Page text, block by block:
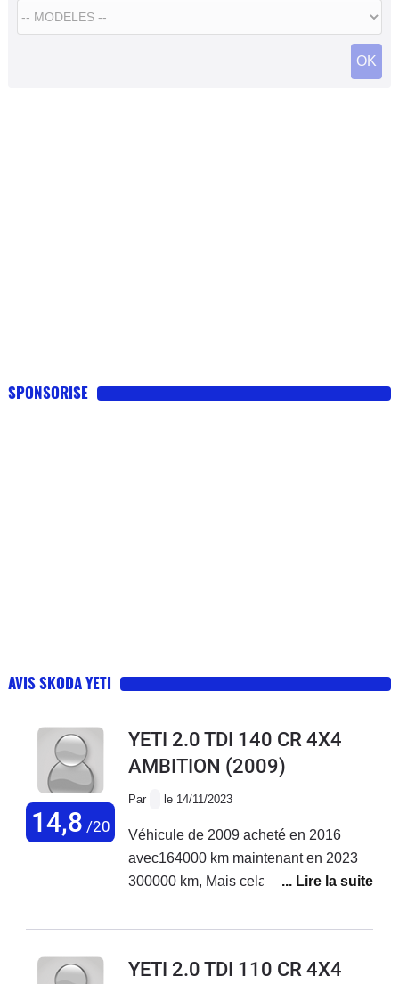
SPONSORISE
AVIS SKODA YETI
14,8 /20
YETI 2.0 TDI 140 CR 4X4
AMBITION (2009)
Par le 14/11/2023
Véhicule de 2009 acheté en 2016
avec164000 km maintenant en 2023
300000 km, Mais cela reste une très
YETI 2.0 TDI 110 CR 4X4